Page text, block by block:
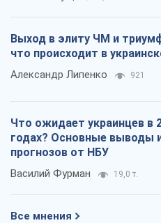
Выход в элиту ЧМ и
что происходит в
Александр Липенко 921
Что ожидает украинцев в
годах? Основные выводы
прогнозов от НБУ
Василий Фурман 19,0 т.
Все мнения